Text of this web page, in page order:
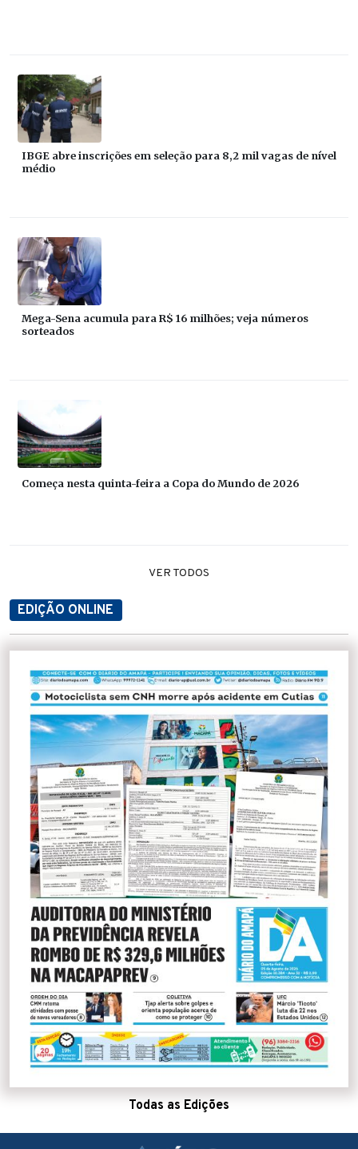
IBGE abre inscrições em seleção para 8,2 mil vagas de nível
médio
Mega-Sena acumula para R$ 16 milhões; veja números
sorteados
Começa nesta quinta-feira a Copa do Mundo de 2026
VER TODOS
EDIÇÃO ONLINE
Todas as Edições